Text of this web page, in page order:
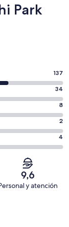
Park
137
34
8
2
4
9,6
y atención